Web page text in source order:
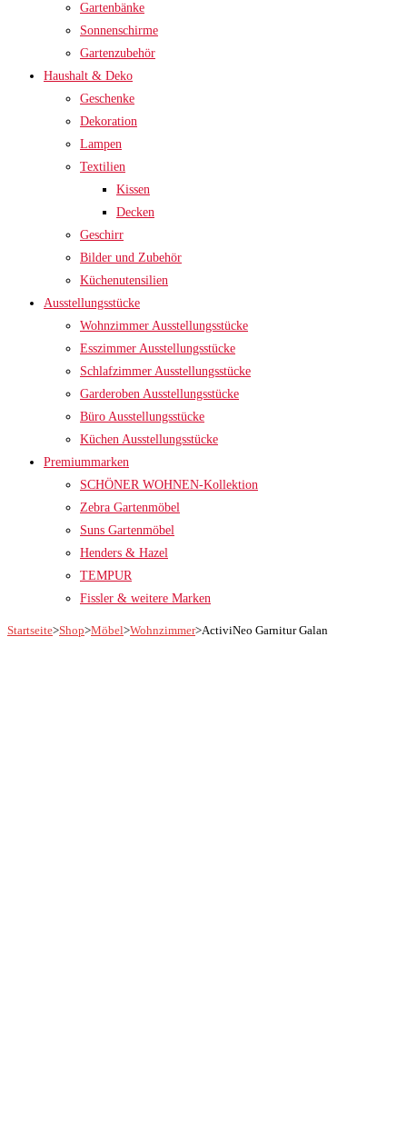
Gartenbänke
Sonnenschirme
Gartenzubehör
Haushalt & Deko
Geschenke
Dekoration
Lampen
Textilien
Kissen
Decken
Geschirr
Bilder und Zubehör
Küchenutensilien
Ausstellungsstücke
Wohnzimmer Ausstellungsstücke
Esszimmer Ausstellungsstücke
Schlafzimmer Ausstellungsstücke
Garderoben Ausstellungsstücke
Büro Ausstellungsstücke
Küchen Ausstellungsstücke
Premiummarken
SCHÖNER WOHNEN-Kollektion
Zebra Gartenmöbel
Suns Gartenmöbel
Henders & Hazel
TEMPUR
Fissler & weitere Marken
Startseite>Shop>Möbel>Wohnzimmer>ActiviNeo Garnitur Galan